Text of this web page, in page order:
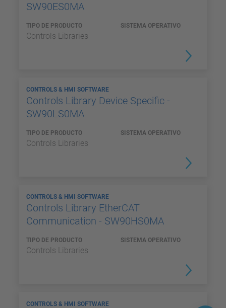
SW90ES0MA
TIPO DE PRODUCTO
Controls Libraries
SISTEMA OPERATIVO
CONTROLS & HMI SOFTWARE
Controls Library Device Specific -
SW90LS0MA
TIPO DE PRODUCTO
Controls Libraries
SISTEMA OPERATIVO
CONTROLS & HMI SOFTWARE
Controls Library EtherCAT
Communication - SW90HS0MA
TIPO DE PRODUCTO
Controls Libraries
SISTEMA OPERATIVO
CONTROLS & HMI SOFTWARE